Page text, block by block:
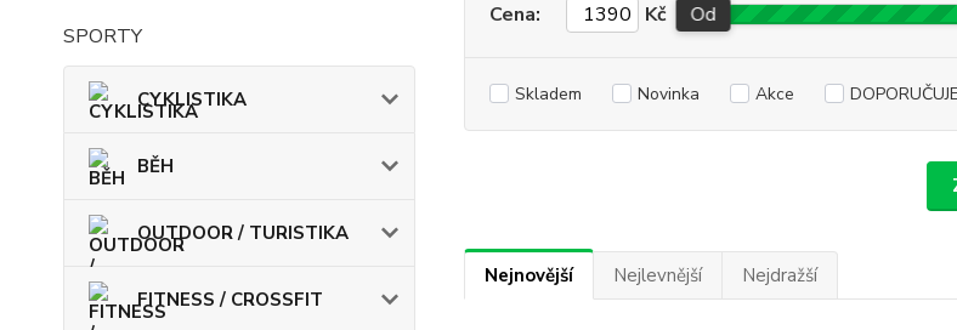
SPORTY
CYKLISTIKA
BĚH
OUTDOOR / TURISTIKA
FITNESS / CROSSFIT
Cena: Kč Od
Skladem Novinka Akce
Nejnovější Nejlevnější Nejdražší